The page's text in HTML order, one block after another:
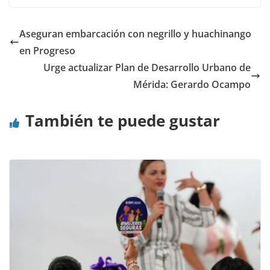
Aseguran embarcación con negrillo y huachinango
en Progreso
Urge actualizar Plan de Desarrollo Urbano de
Mérida: Gerardo Ocampo
También te puede gustar